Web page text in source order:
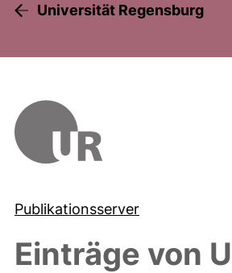
Universität Regensburg
Publikationsserver
Einträge von